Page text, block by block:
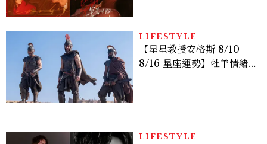
LIFESTYLE
【星星教授安格斯 8/10-
8/16 星座運勢】牡羊情緒
LIFESTYLE